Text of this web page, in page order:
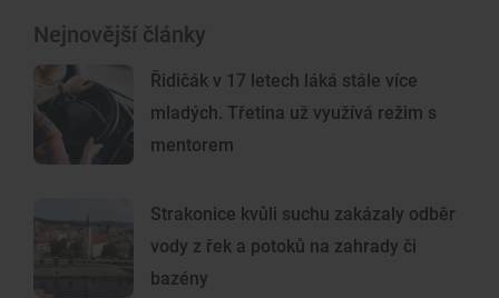
Nejnovější články
Řidičák v 17 letech láká stále více
mladých. Třetina už využívá režim s
mentorem
Strakonice kvůli suchu zakázaly odběr
vody z řek a potoků na zahrady či
bazény